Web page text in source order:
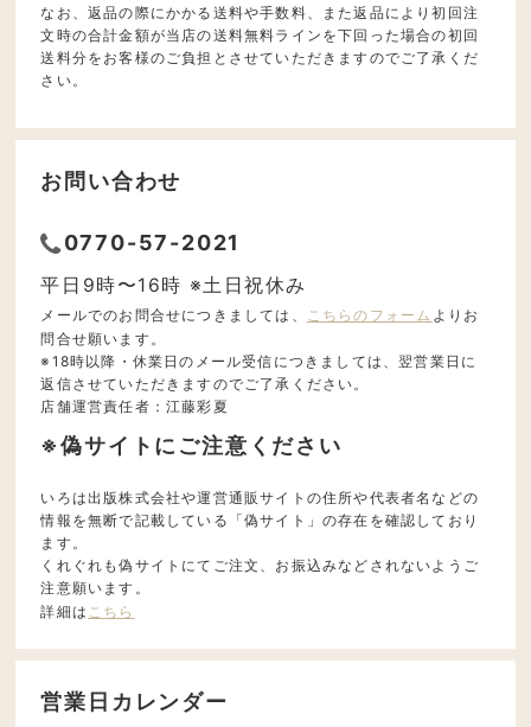
なお、返品の際にかかる送料や手数料、また返品により初回注
文時の合計金額が当店の送料無料ラインを下回った場合の初回
送料分をお客様のご負担とさせていただきますのでご了承くだ
さい。
お問い合わせ
0770-57-2021
平日9時〜16時 ※土日祝休み
メールでのお問合せにつきましては、 こちらのフォーム よりお
問合せ願います。
※18時以降・休業日のメール受信につきましては、翌営業日に
返信させていただきますのでご了承ください。
店舗運営責任者：江藤彩夏
※偽サイトにご注意ください
いろは出版株式会社や運営通販サイトの住所や代表者名などの
情報を無断で記載している「偽サイト」の存在を確認しており
ます。
くれぐれも偽サイトにてご注文、お振込みなどされないようご
注意願います。
詳細は こちら
営業日カレンダー